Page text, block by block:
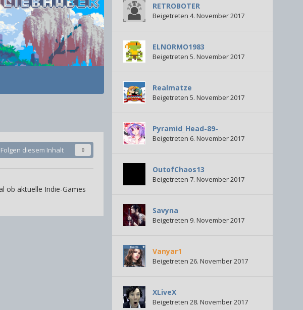
Folgen diesem Inhalt 0
ob aktuelle Indie-Games
RETROBOTER
Beigetreten 4. November 2017
ELNORMO1983
Beigetreten 5. November 2017
Realmatze
Beigetreten 5. November 2017
Pyramid_Head-89-
Beigetreten 6. November 2017
OutofChaos13
Beigetreten 7. November 2017
Savyna
Beigetreten 9. November 2017
Vanyar1
Beigetreten 26. November 2017
XLiveX
Beigetreten 28. November 2017